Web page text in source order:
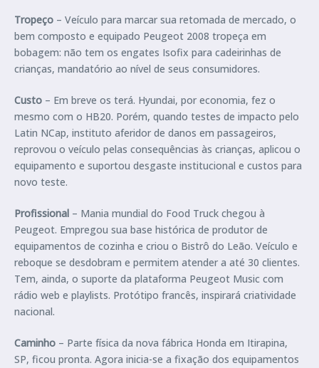
Tropeço – Veículo para marcar sua retomada de mercado, o
bem composto e equipado Peugeot 2008 tropeça em
bobagem: não tem os engates Isofix para cadeirinhas de
crianças, mandatório ao nível de seus consumidores.
Custo – Em breve os terá. Hyundai, por economia, fez o
mesmo com o HB20. Porém, quando testes de impacto pelo
Latin NCap, instituto aferidor de danos em passageiros,
reprovou o veículo pelas consequências às crianças, aplicou o
equipamento e suportou desgaste institucional e custos para
novo teste.
Profissional – Mania mundial do Food Truck chegou à
Peugeot. Empregou sua base histórica de produtor de
equipamentos de cozinha e criou o Bistrô do Leão. Veículo e
reboque se desdobram e permitem atender a até 30 clientes.
Tem, ainda, o suporte da plataforma Peugeot Music com
rádio web e playlists. Protótipo francês, inspirará criatividade
nacional.
Caminho – Parte física da nova fábrica Honda em Itirapina,
SP, ficou pronta. Agora inicia-se a fixação dos equipamentos